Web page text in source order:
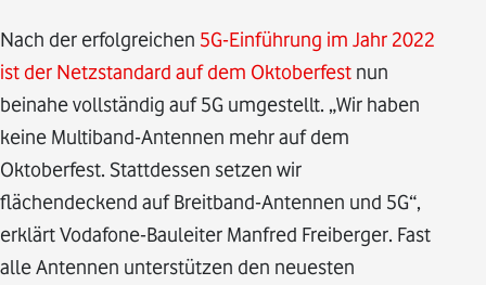
Nach der erfolgreichen 5G-Einführung im Jahr 2022
ist der Netzstandard auf dem Oktoberfest nun
beinahe vollständig auf 5G umgestellt. „Wir haben
keine Multiband-Antennen mehr auf dem
Oktoberfest. Stattdessen setzen wir
flächendeckend auf Breitband-Antennen und 5G“,
erklärt Vodafone-Bauleiter Manfred Freiberger. Fast
alle Antennen unterstützen den neuesten